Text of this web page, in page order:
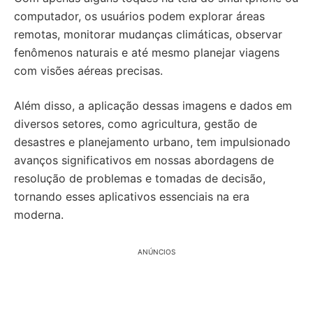
computador, os usuários podem explorar áreas
remotas, monitorar mudanças climáticas, observar
fenômenos naturais e até mesmo planejar viagens
com visões aéreas precisas.
Além disso, a aplicação dessas imagens e dados em
diversos setores, como agricultura, gestão de
desastres e planejamento urbano, tem impulsionado
avanços significativos em nossas abordagens de
resolução de problemas e tomadas de decisão,
tornando esses aplicativos essenciais na era
moderna.
ANÚNCIOS